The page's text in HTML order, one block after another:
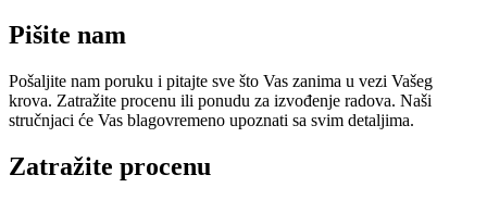
Pišite nam
Pošaljite nam poruku i pitajte sve što Vas zanima u vezi Vašeg
krova. Zatražite procenu ili ponudu za izvođenje radova. Naši
stručnjaci će Vas blagovremeno upoznati sa svim detaljima.
Zatražite procenu